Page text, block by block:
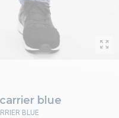
blue
BLUE